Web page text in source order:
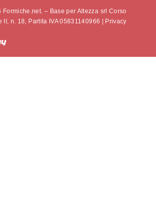
– Base per Altezza srl Corso
n. 18, Partita IVA 05831140966 |
Privacy